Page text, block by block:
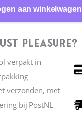
aan winkelwagen
Pleasure?
verpakt in
verzonden, met
bij PostNL